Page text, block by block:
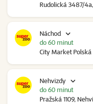
Rudolická 3487/
Náchod
City Market
do 60 minut
Nehvizdy
Pražská 1109,
do 60 minut